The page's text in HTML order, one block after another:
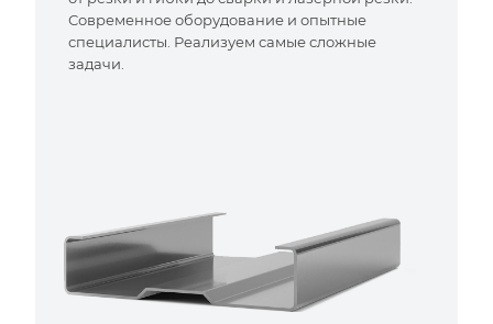
Современное оборудование и опытные
специалисты. Реализуем самые сложные
задачи.